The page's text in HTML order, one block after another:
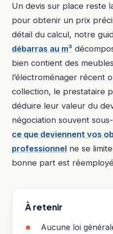
Un devis sur place reste
pour obtenir un prix
détail du calcul, notre
débarras au m³
bien contient des
l’électroménager récent
collection, le prestataire
déduire leur valeur du
négociation souvent
ce que deviennent vos
professionnel ne se
bonne part est
À retenir
Aucune loi